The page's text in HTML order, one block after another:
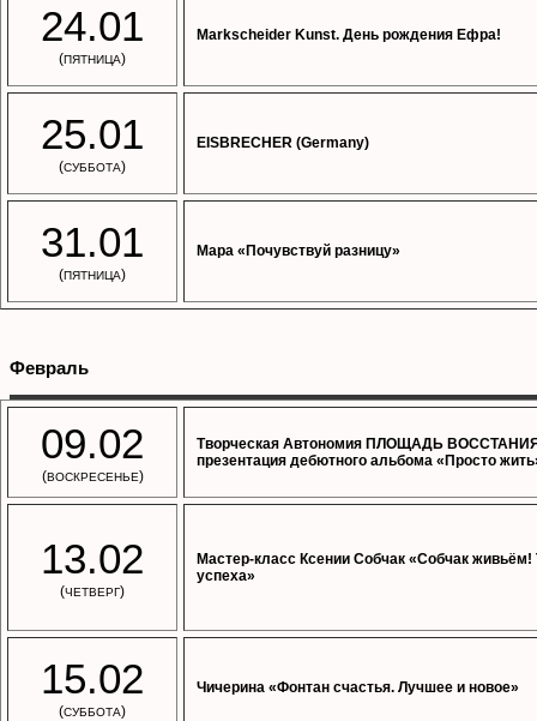
24.01
(ПЯТНИЦА)
Markscheider Kunst. День рождения Ефра!
25.01
(СУББОТА)
EISBRECHER (Germany)
31.01
(ПЯТНИЦА)
Мара «Почувствуй разницу»
Февраль
09.02
(ВОСКРЕСЕНЬЕ)
Творческая Автономия ПЛОЩАДЬ
презентация дебютного альбома «Просто
13.02
(ЧЕТВЕРГ)
Мастер-класс Ксении Собчак «Собчак живьём!
успеха»
15.02
(СУББОТА)
Чичерина «Фонтан счастья. Лучшее и новое»